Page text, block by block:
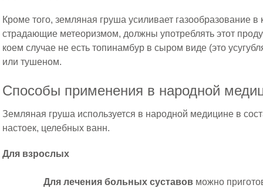
Кроме того, земляная груша усиливает газообразование
страдающие метеоризмом, должны употреблять этот
коем случае не есть топинамбур в сыром виде (это
или тушеном.
Способы применения в народной
Земляная груша используется в народной медицине в
настоек, целебных ванн.
Для взрослых
Для лечения больных суставов можно